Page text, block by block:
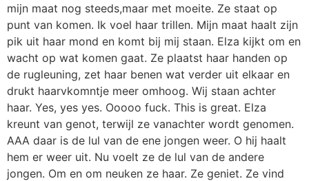
mijn maat nog steeds,maar met moeite. Ze staat op
punt van komen. Ik voel haar trillen. Mijn maat haalt zijn
pik uit haar mond en komt bij mij staan. Elza kijkt om en
wacht op wat komen gaat. Ze plaatst haar handen op
de rugleuning, zet haar benen wat verder uit elkaar en
drukt haarvkomntje meer omhoog. Wij staan achter
haar. Yes, yes yes. Ooooo fuck. This is great. Elza
kreunt van genot, terwijl ze vanachter wordt genomen.
AAA daar is de lul van de ene jongen weer. O hij haalt
hem er weer uit. Nu voelt ze de lul van de andere
jongen. Om en om neuken ze haar. Ze geniet. Ze vind